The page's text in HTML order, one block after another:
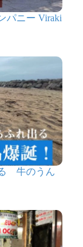
パニー Viraki
牛のうん